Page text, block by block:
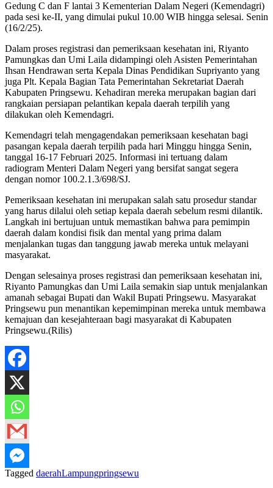
Gedung C dan F lantai 3 Kementerian Dalam Negeri (Kemendagri)
pada sesi ke-II, yang dimulai pukul 10.00 WIB hingga selesai. Senin
(16/2/25).
Dalam proses registrasi dan pemeriksaan kesehatan ini, Riyanto
Pamungkas dan Umi Laila didampingi oleh Asisten Pemerintahan
Ihsan Hendrawan serta Kepala Dinas Pendidikan Supriyanto yang
juga Plt. Kepala Bagian Tata Pemerintahan Sekretariat Daerah
Kabupaten Pringsewu. Kehadiran mereka merupakan bagian dari
rangkaian persiapan pelantikan kepala daerah terpilih yang
dilakukan oleh Kemendagri.
Kemendagri telah mengagendakan pemeriksaan kesehatan bagi
pasangan kepala daerah terpilih pada hari Minggu hingga Senin,
tanggal 16-17 Februari 2025. Informasi ini tertuang dalam
radiogram Menteri Dalam Negeri yang bersifat sangat segera
dengan nomor 100.2.1.3/698/SJ.
Pemeriksaan kesehatan ini merupakan salah satu prosedur standar
yang harus dilalui oleh setiap kepala daerah sebelum resmi dilantik.
Langkah ini bertujuan untuk memastikan bahwa para pemimpin
daerah dalam kondisi fisik dan mental yang prima dalam
menjalankan tugas dan tanggung jawab mereka untuk melayani
masyarakat.
Dengan selesainya proses registrasi dan pemeriksaan kesehatan ini,
Riyanto Pamungkas dan Umi Laila semakin siap untuk menjalankan
amanah sebagai Bupati dan Wakil Bupati Pringsewu. Masyarakat
Pringsewu pun menantikan kepemimpinan mereka untuk membawa
kemajuan dan kesejahteraan bagi masyarakat di Kabupaten
Pringsewu.(Rilis)
Tagged daerahLampungpringsewu